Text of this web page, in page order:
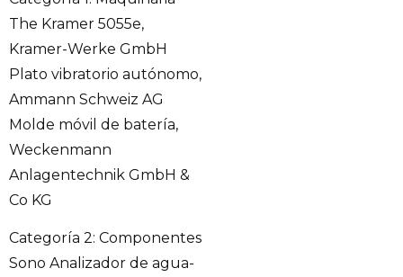
The Kramer 5055e,
Kramer-Werke GmbH
Plato vibratorio autónomo,
Ammann Schweiz AG
Molde móvil de batería,
Weckenmann
Anlagentechnik GmbH &
Co KG
Categoría 2: Componentes
Sono Analizador de agua-